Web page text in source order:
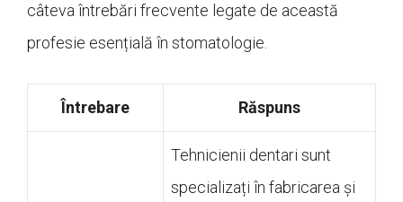
câteva întrebări frecvente legate de această
profesie esențială în stomatologie.
Întrebare Răspuns
Tehnicienii dentari sunt
specializați în fabricarea și